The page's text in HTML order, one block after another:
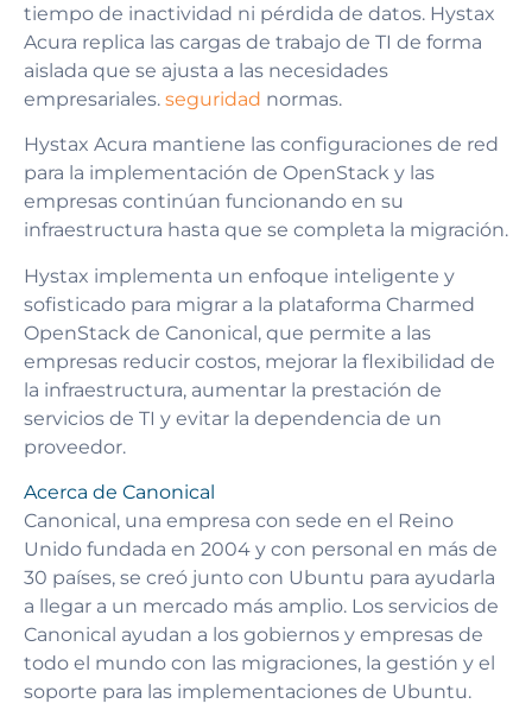
tiempo de inactividad ni pérdida de datos. Hystax
Acura replica las cargas de trabajo de TI de forma
aislada que se ajusta a las necesidades
empresariales. seguridad normas.
Hystax Acura mantiene las configuraciones de red
para la implementación de OpenStack y las
empresas continúan funcionando en su
infraestructura hasta que se completa la migración.
Hystax implementa un enfoque inteligente y
sofisticado para migrar a la plataforma Charmed
OpenStack de Canonical, que permite a las
empresas reducir costos, mejorar la flexibilidad de
la infraestructura, aumentar la prestación de
servicios de TI y evitar la dependencia de un
proveedor.
Acerca de Canonical
Canonical, una empresa con sede en el Reino
Unido fundada en 2004 y con personal en más de
30 países, se creó junto con Ubuntu para ayudarla
a llegar a un mercado más amplio. Los servicios de
Canonical ayudan a los gobiernos y empresas de
todo el mundo con las migraciones, la gestión y el
soporte para las implementaciones de Ubuntu.